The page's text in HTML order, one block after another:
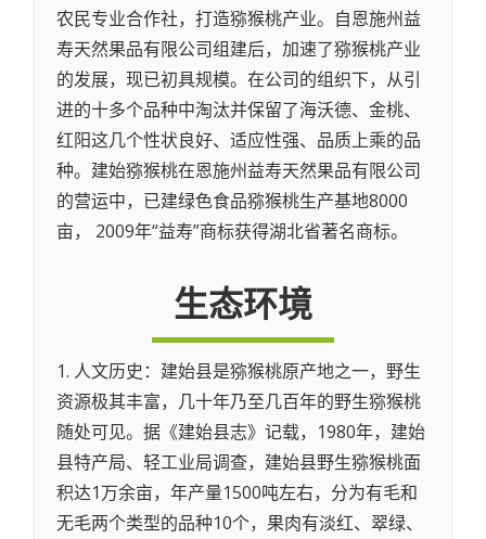
农民专业合作社，打造猕猴桃产业。自恩施州益
寿天然果品有限公司组建后，加速了猕猴桃产业
的发展，现已初具规模。在公司的组织下，从引
进的十多个品种中淘汰并保留了海沃德、金桃、
红阳这几个性状良好、适应性强、品质上乘的品
种。建始猕猴桃在恩施州益寿天然果品有限公司
的营运中，已建绿色食品猕猴桃生产基地8000
亩， 2009年“益寿”商标获得湖北省著名商标。
生态环境
1. 人文历史：建始县是猕猴桃原产地之一，野生
资源极其丰富，几十年乃至几百年的野生猕猴桃
随处可见。据《建始县志》记载，1980年，建始
县特产局、轻工业局调查，建始县野生猕猴桃面
积达1万余亩，年产量1500吨左右，分为有毛和
无毛两个类型的品种10个，果肉有淡红、翠绿、